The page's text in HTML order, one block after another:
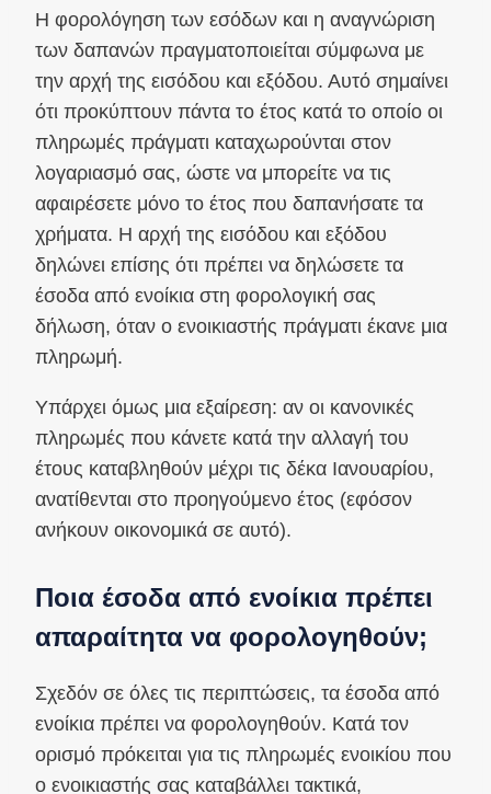
Η φορολόγηση των εσόδων και η αναγνώριση
των δαπανών πραγματοποιείται σύμφωνα με
την αρχή της εισόδου και εξόδου. Αυτό σημαίνει
ότι προκύπτουν πάντα το έτος κατά το οποίο οι
πληρωμές πράγματι καταχωρούνται στον
λογαριασμό σας, ώστε να μπορείτε να τις
αφαιρέσετε μόνο το έτος που δαπανήσατε τα
χρήματα. Η αρχή της εισόδου και εξόδου
δηλώνει επίσης ότι πρέπει να δηλώσετε τα
έσοδα από ενοίκια στη φορολογική σας
δήλωση, όταν ο ενοικιαστής πράγματι έκανε μια
πληρωμή.
Υπάρχει όμως μια εξαίρεση: αν οι κανονικές
πληρωμές που κάνετε κατά την αλλαγή του
έτους καταβληθούν μέχρι τις δέκα Ιανουαρίου,
ανατίθενται στο προηγούμενο έτος (εφόσον
ανήκουν οικονομικά σε αυτό).
Ποια έσοδα από ενοίκια πρέπει
απαραίτητα να φορολογηθούν;
Σχεδόν σε όλες τις περιπτώσεις, τα έσοδα από
ενοίκια πρέπει να φορολογηθούν. Κατά τον
ορισμό πρόκειται για τις πληρωμές ενοικίου που
ο ενοικιαστής σας καταβάλλει τακτικά,